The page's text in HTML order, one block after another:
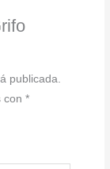
publicada.
con*